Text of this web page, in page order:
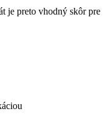
je preto vhodný skôr pre